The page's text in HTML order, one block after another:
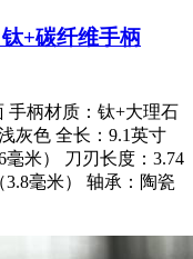
+碳纤维手柄
手柄材质：钛+大理石
灰色 全长：9.1英寸
毫米） 刀刃长度：3.74
毫米） 轴承：陶瓷